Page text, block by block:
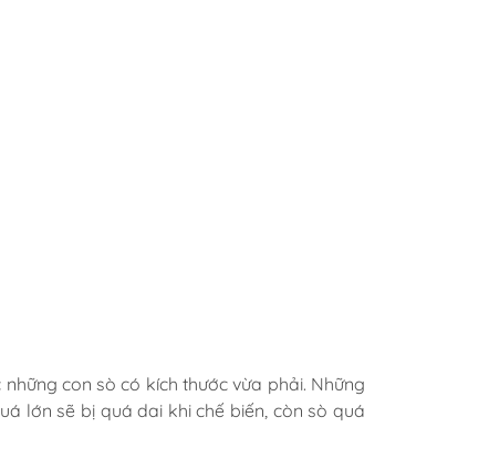
con sò có kích thước vừa phải. Những
lớn sẽ bị quá dai khi chế biến, còn sò quá